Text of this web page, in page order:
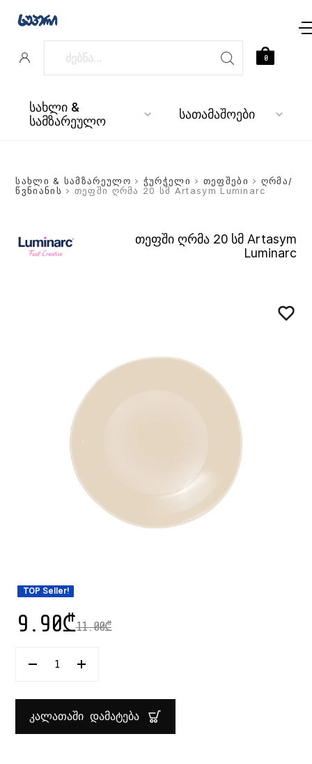
სახლი &
სამზარეულო სათამაშოები
0
სახლი & სამზარეულო > ჭურჭელი > თეფშები > ღრმა/
წვნიანის > თეფში ღრმა 20 სმ Artasym Luminarc
თეფში ღრმა 20 სმ Artasym
Luminarc
TOP Seller!
11.00₾
9.90₾
ᲠᲐᲝᲓᲔᲜᲝᲑᲐ:
20
ARTASYM
ᲙᲐᲚᲐᲗᲐᲨᲘ ᲓᲐᲛᲐᲢᲔᲑᲐ